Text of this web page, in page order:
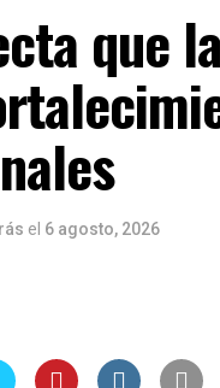
que
el 6 agosto, 2026